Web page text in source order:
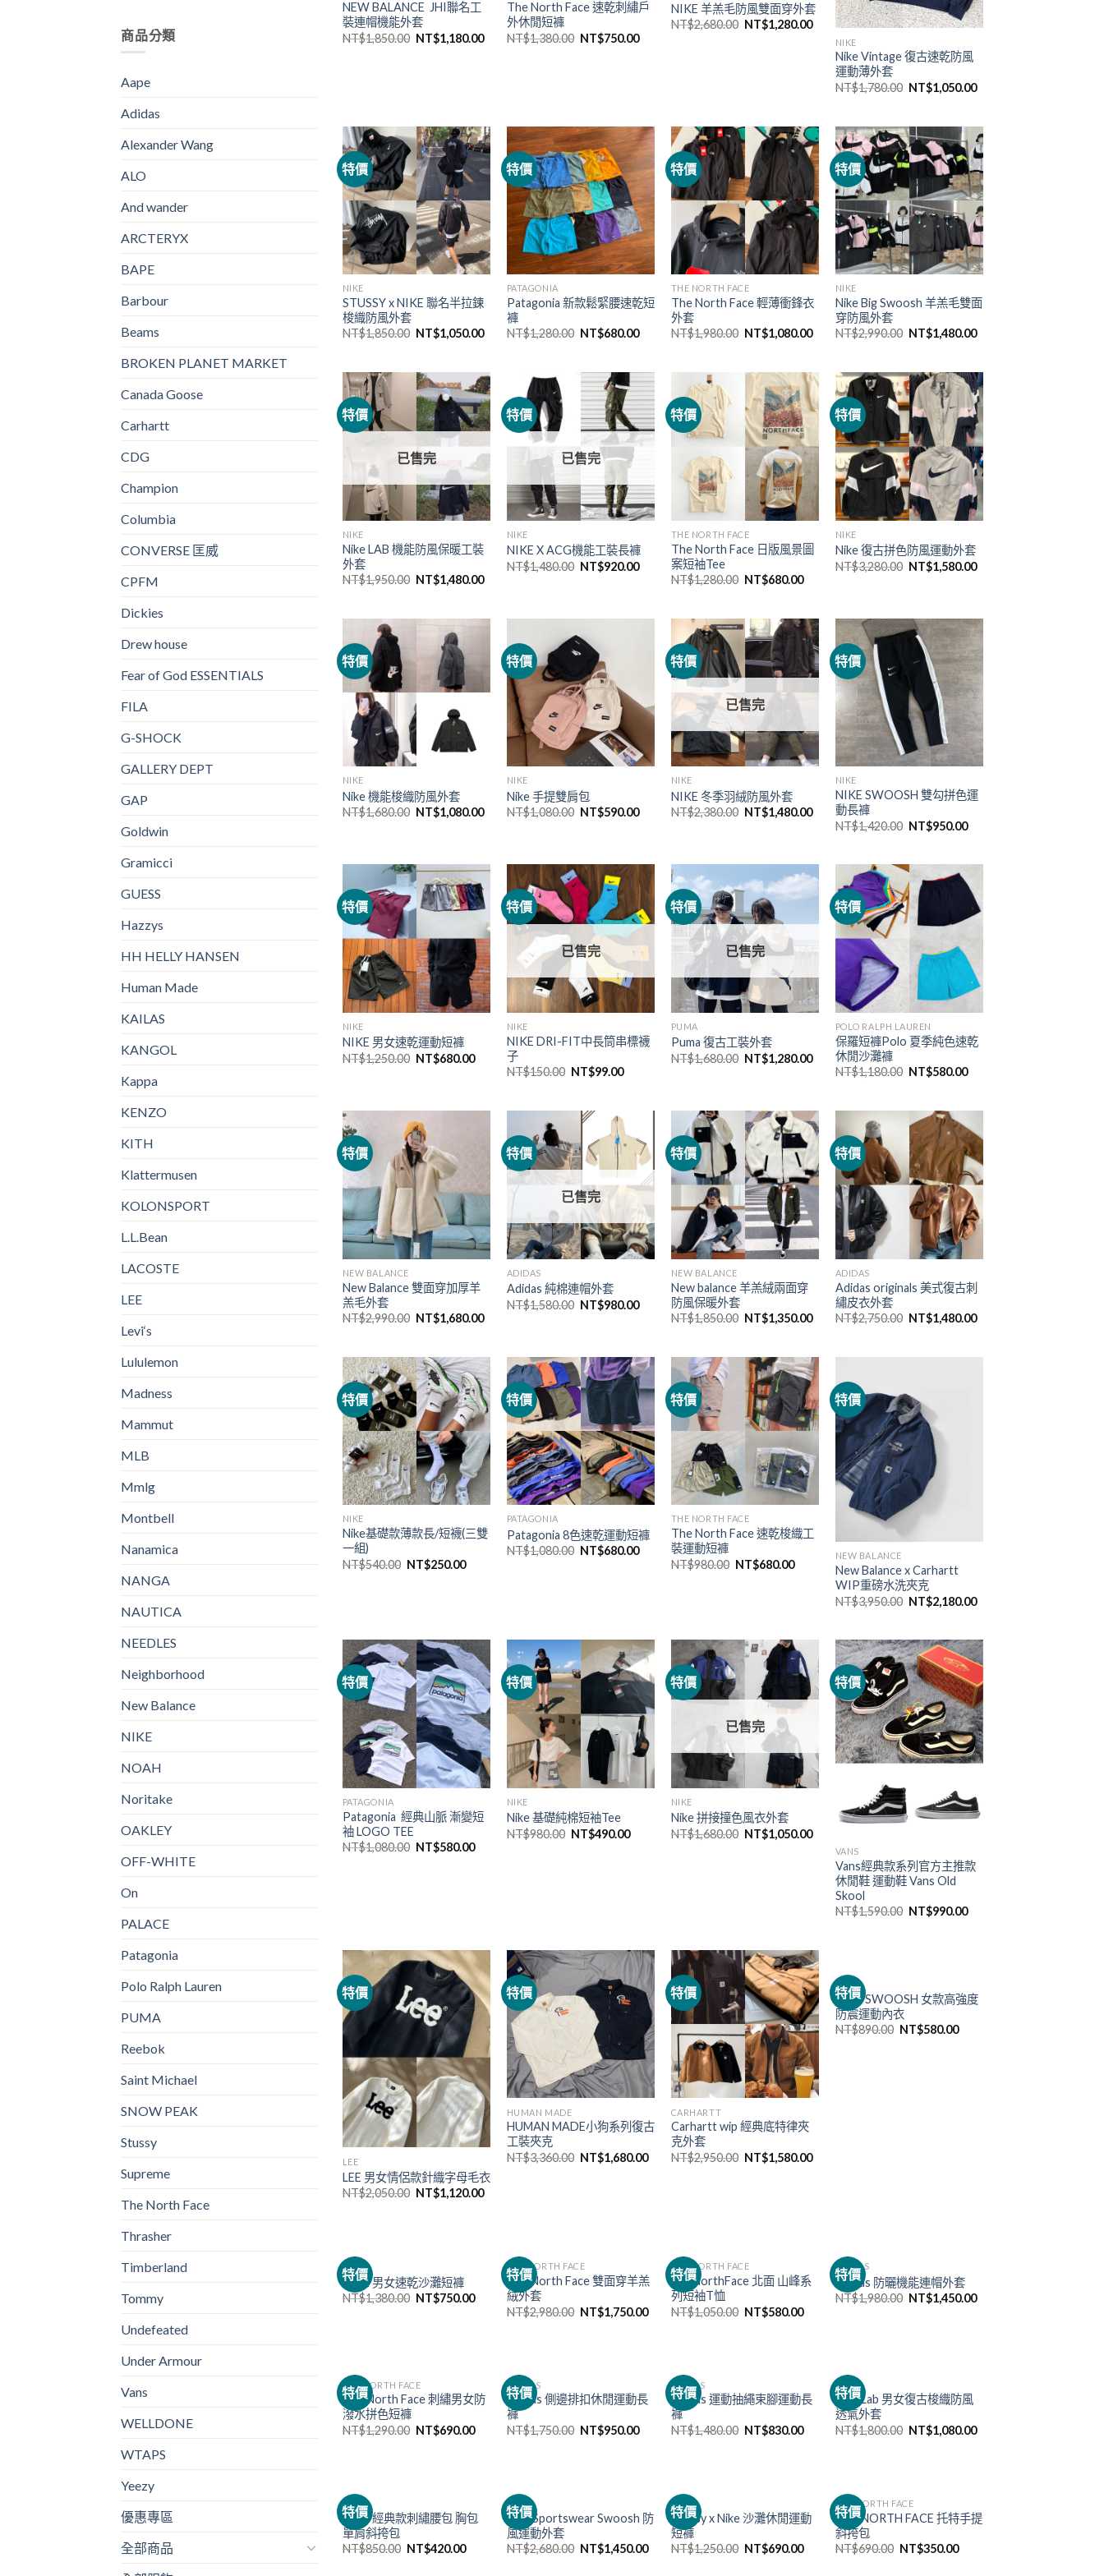
商品分類
Aape
Adidas
Alexander Wang
ALO
And wander
ARCTERYX
BAPE
Barbour
Beams
BROKEN PLANET MARKET
Canada Goose
Carhartt
CDG
Champion
Columbia
CONVERSE 匡威
CPFM
Dickies
Drew house
Fear of God ESSENTIALS
FILA
G-SHOCK
GALLERY DEPT
GAP
Goldwin
Gramicci
GUESS
Hazzys
HH HELLY HANSEN
Human Made
KAILAS
KANGOL
Kappa
KENZO
KITH
Klattermusen
KOLONSPORT
L.L.Bean
LACOSTE
LEE
Levi‘s
Lululemon
Madness
Mammut
MLB
Mmlg
Montbell
Nanamica
NANGA
NAUTICA
NEEDLES
Neighborhood
New Balance
NIKE
NOAH
Noritake
OAKLEY
OFF-WHITE
On
PALACE
Patagonia
Polo Ralph Lauren
PUMA
Reebok
Saint Michael
SNOW PEAK
Stussy
Supreme
The North Face
Thrasher
Timberland
Tommy
Undefeated
Under Armour
Vans
WELLDONE
WTAPS
Yeezy
優惠專區
全部商品
NEW BALANCE JHI聯名工
裝連帽機能外套
NT$1,850.00 NT$1,180.00
The North Face 速乾刺繡戶
外休閒短褲
NT$1,380.00 NT$750.00
NIKE 羊羔毛防風雙面穿外套
NT$2,680.00 NT$1,280.00
NIKE
Nike Vintage 復古速乾防風
運動薄外套
NT$1,780.00 NT$1,050.00
特價
NIKE
STUSSY x NIKE 聯名半拉鍊
梭織防風外套
NT$1,850.00 NT$1,050.00
特價
PATAGONIA
Patagonia 新款鬆緊腰速乾短
褲
NT$1,280.00 NT$680.00
特價
THE NORTH FACE
The North Face 輕薄衝鋒衣
外套
NT$1,980.00 NT$1,080.00
特價
NIKE
Nike Big Swoosh 羊羔毛雙面
穿防風外套
NT$2,990.00 NT$1,480.00
特價
已售完
NIKE
Nike LAB 機能防風保暖工裝
外套
NT$1,950.00 NT$1,480.00
特價
已售完
NIKE
NIKE X ACG機能工裝長褲
NT$1,480.00 NT$920.00
特價
THE NORTH FACE
The North Face 日版風景圖
案短袖Tee
NT$1,280.00 NT$680.00
特價
NIKE
Nike 復古拼色防風運動外套
NT$3,280.00 NT$1,580.00
特價
NIKE
Nike 機能梭織防風外套
NT$1,680.00 NT$1,080.00
特價
NIKE
Nike 手提雙肩包
NT$1,080.00 NT$590.00
特價
已售完
NIKE
NIKE 冬季羽絨防風外套
NT$2,380.00 NT$1,480.00
特價
NIKE
NIKE SWOOSH 雙勾拼色運
動長褲
NT$1,420.00 NT$950.00
特價
NIKE
NIKE 男女速乾運動短褲
NT$1,250.00 NT$680.00
特價
已售完
NIKE
NIKE DRI-FIT中長筒串標襪
子
NT$150.00 NT$99.00
特價
已售完
PUMA
Puma 復古工裝外套
NT$1,680.00 NT$1,280.00
特價
POLO RALPH LAUREN
保羅短褲Polo 夏季純色速乾
休閒沙灘褲
NT$1,180.00 NT$580.00
特價
NEW BALANCE
New Balance 雙面穿加厚羊
羔毛外套
NT$2,990.00 NT$1,680.00
特價
已售完
ADIDAS
Adidas 純棉連帽外套
NT$1,580.00 NT$980.00
特價
NEW BALANCE
New balance 羊羔絨兩面穿
防風保暖外套
NT$1,850.00 NT$1,350.00
特價
ADIDAS
Adidas originals 美式復古刺
繡皮衣外套
NT$2,750.00 NT$1,480.00
特價
NIKE
Nike基礎款薄款長/短襪(三雙
一組)
NT$540.00 NT$250.00
特價
PATAGONIA
Patagonia 8色速乾運動短褲
NT$1,080.00 NT$680.00
特價
THE NORTH FACE
The North Face 速乾梭織工
裝運動短褲
NT$980.00 NT$680.00
特價
NEW BALANCE
New Balance x Carhartt
WIP重磅水洗夾克
NT$3,950.00 NT$2,180.00
特價
PATAGONIA
Patagonia 經典山脈 漸變短
袖 LOGO TEE
NT$1,080.00 NT$580.00
特價
NIKE
Nike 基礎純棉短袖Tee
NT$980.00 NT$490.00
特價
已售完
NIKE
Nike 拼接撞色風衣外套
NT$1,680.00 NT$1,050.00
特價
VANS
Vans經典款系列官方主推款
休閒鞋 運動鞋 Vans Old
Skool
NT$1,590.00 NT$990.00
特價
LEE
LEE 男女情侶款針織字母毛衣
NT$2,050.00 NT$1,120.00
特價
HUMAN MADE
HUMAN MADE小狗系列復古
工裝夾克
NT$3,360.00 NT$1,680.00
特價
CARHARTT
Carhartt wip 經典底特律夾
克外套
NT$2,950.00 NT$1,580.00
特價
NIKE
NIKE SWOOSH 女款高強度
防震運動內衣
NT$890.00 NT$580.00
特價
NIKE
NIKE 男女速乾沙灘短褲
NT$1,380.00 NT$750.00
特價
THE NORTH FACE
The North Face 雙面穿羊羔
絨外套
NT$2,980.00 NT$1,750.00
特價
THE NORTH FACE
TheNorthFace 北面 山峰系
列短袖T恤
NT$1,050.00 NT$580.00
特價
ADIDAS
Adidas 防曬機能連帽外套
NT$1,980.00 NT$1,450.00
特價 已售完
THE NORTH FACE
The North Face 刺繡男女防
潑水拼色短褲
NT$1,290.00 NT$690.00
特價
ADIDAS
Adidas 側邊排扣休閒運動長
褲
NT$1,750.00 NT$950.00
特價
ADIDAS
Adidas 運動抽繩束腳運動長
褲
NT$1,480.00 NT$830.00
特價
NIKE
Nike Lab 男女復古梭織防風
透氣外套
NT$1,800.00 NT$1,080.00
特價
NIKE
NIKE 經典款刺繡腰包 胸包
單肩斜挎包
NT$850.00 NT$420.00
特價
NIKE
Nike Sportswear Swoosh 防
風運動外套
NT$2,680.00 NT$1,450.00
特價
NIKE
Stussy x Nike 沙灘休閒運動
短褲
NT$1,250.00 NT$690.00
特價
THE NORTH FACE
THE NORTH FACE 托特手提
斜挎包
NT$690.00 NT$350.00